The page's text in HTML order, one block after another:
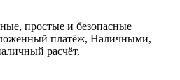
простые и безопасные
платёж, Наличными,
расчёт.